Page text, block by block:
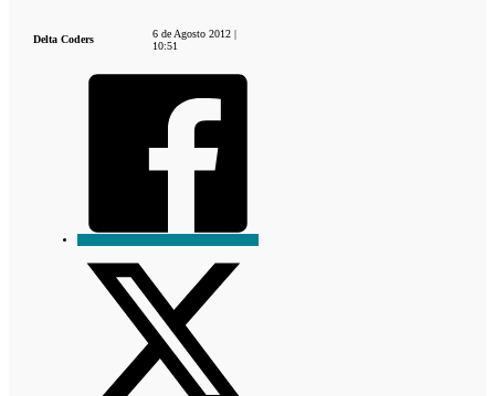
Delta Coders
6 de Agosto 2012 |
10:51